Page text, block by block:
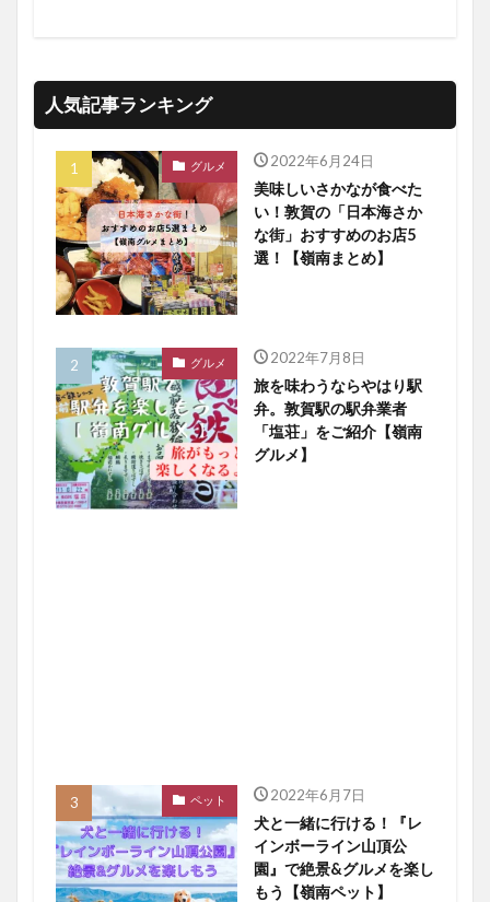
人気記事ランキング
グルメ 2022年6月24日
美味しいさかなが食べた
い！敦賀の「日本海さか
な街」おすすめのお店5
選！【嶺南まとめ】
グルメ 2022年7月8日
旅を味わうならやはり駅
弁。敦賀駅の駅弁業者
「塩荘」をご紹介【嶺南
グルメ】
ペット 2022年6月7日
犬と一緒に行ける！『レ
インボーライン山頂公
園』で絶景&グルメを楽し
もう【嶺南ペット】